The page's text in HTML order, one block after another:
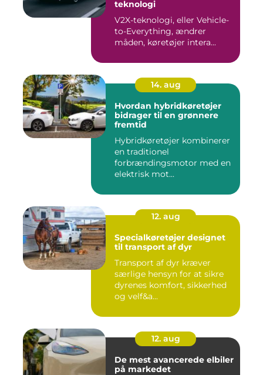
teknologi
V2X-teknologi, eller Vehicle-
to-Everything, ændrer
måden, køretøjer intera...
14. aug
Hvordan hybridkøretøjer
bidrager til en grønnere
fremtid
Hybridkøretøjer kombinerer
en traditionel
forbrændingsmotor med en
elektrisk mot...
12. aug
Specialkøretøjer designet
til transport af dyr
Transport af dyr kræver
særlige hensyn for at sikre
dyrenes komfort, sikkerhed
og velf&a...
12. aug
De mest avancerede elbiler
på markedet